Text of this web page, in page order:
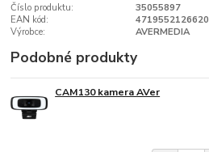
Číslo produktu:
35055897
EAN kód:
4719552126620
Výrobce:
AVERMEDIA
Podobné produkty
CAM130 kamera AVer